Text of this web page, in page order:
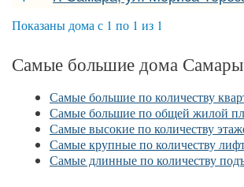
Показаны дома с 1 по 1 из 1
Самые большие дома Самары
Самые большие по количеству
Самые большие по общей жилой
Самые высокие по количеству
Самые крупные по количеству
Самые длинные по количеству